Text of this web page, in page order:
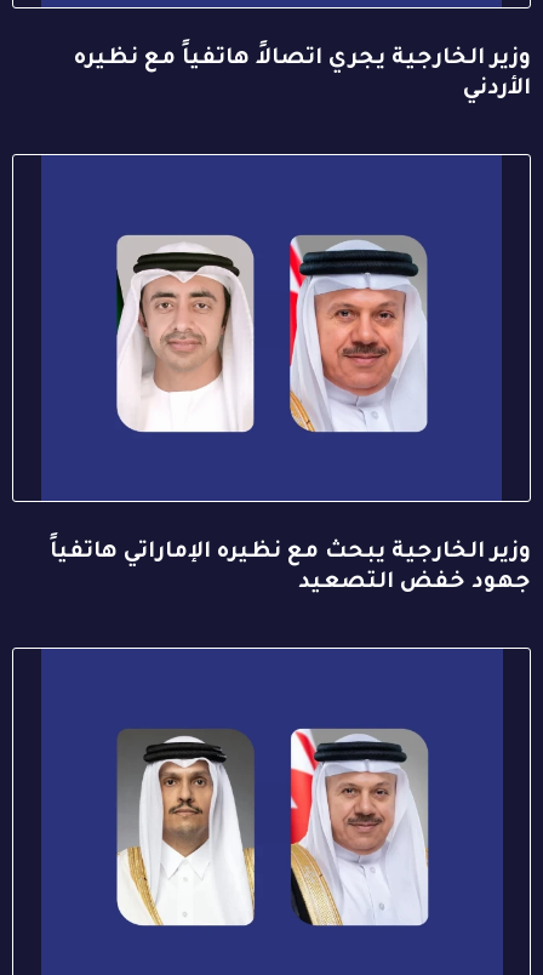
وزير الخارجية يجري اتصالاً هاتفياً مع نظيره
الأردني
وزير الخارجية يبحث مع نظيره الإماراتي هاتفياً
جهود خفض التصعيد